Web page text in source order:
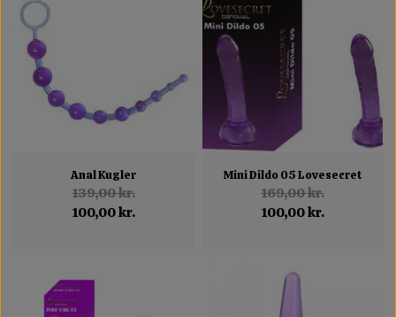
Anal Kugler
139,00 kr.
100,00 kr.
Mini Dildo 05 Lovesecret
169,00 kr.
100,00 kr.